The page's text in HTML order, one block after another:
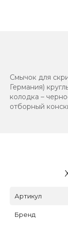
Смычок для
Германия)
колодка –
отборный
Артикул
Бренд